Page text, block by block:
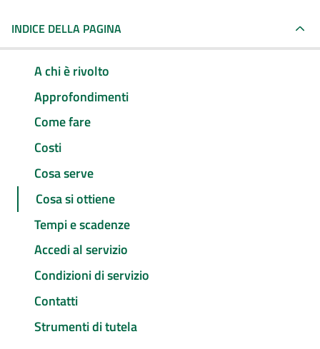
INDICE DELLA PAGINA
A chi è rivolto
Approfondimenti
Come fare
Costi
Cosa serve
Cosa si ottiene
Tempi e scadenze
Accedi al servizio
Condizioni di servizio
Contatti
Strumenti di tutela